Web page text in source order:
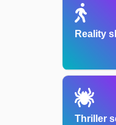
Reality
Thriller